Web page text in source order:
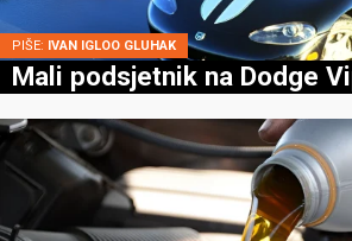
PIŠE: IVAN IGLOO GLUHAK
Mali podsjetnik na Dodge